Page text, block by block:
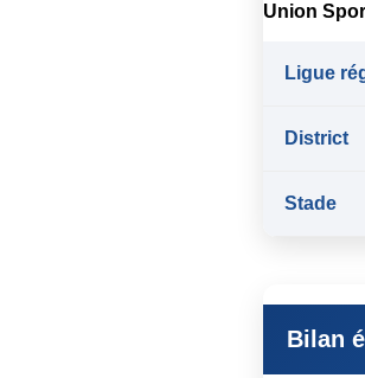
Union
Ligue
District
Stade
Bilan